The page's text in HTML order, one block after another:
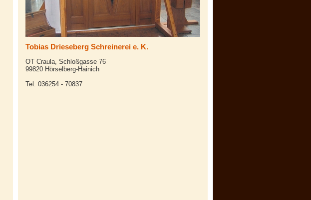
Tobias Drieseberg Schreinerei e. K.
OT Craula, Schloßgasse 76
99820 Hörselberg-Hainich
Tel. 036254 - 70837